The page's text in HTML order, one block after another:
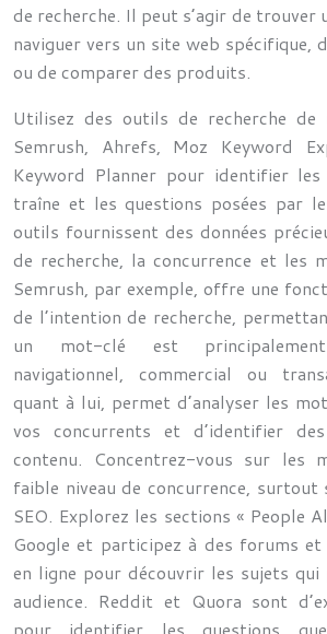
de recherche. Il peut s’agir de trouver
naviguer vers un site web spécifique,
ou de comparer des produits.
Utilisez des outils de recherche de
Semrush, Ahrefs, Moz Keyword
Keyword Planner pour identifier
traîne et les questions posées par
outils fournissent des données
de recherche, la concurrence et les
Semrush, par exemple, offre une
de l’intention de recherche,
un mot-clé est principalement
navigationnel, commercial ou
quant à lui, permet d’analyser les
vos concurrents et d’identifier
contenu. Concentrez-vous sur les
faible niveau de concurrence, surtout
SEO. Explorez les sections « People
Google et participez à des forums et
en ligne pour découvrir les sujets
audience. Reddit et Quora sont